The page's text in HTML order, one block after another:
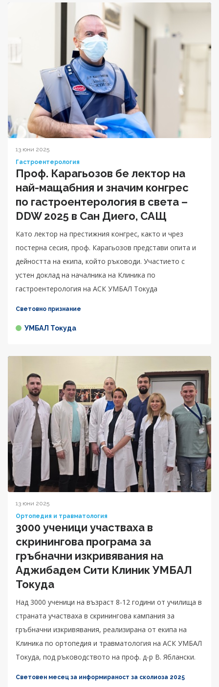
13 юни 2025
Гастроентерология
Проф. Карагьозов бе лектор на
най-мащабния и значим конгрес
по гастроентерология в света –
DDW 2025 в Сан Диего, САЩ
Като лектор на престижния конгрес, както и чрез
постерна сесия, проф. Карагьозов представи опита и
дейността на екипа, който ръководи. Участието с
устен доклад на началника на Клиника по
гастроентерология на АСК УМБАЛ Токуда
Световно признание
УМБАЛ Токуда
13 юни 2025
Ортопедия и травматология
3000 ученици участваха в
скринингова програма за
гръбначни изкривявания на
Аджибадем Сити Клиник УМБАЛ
Токуда
Над 3000 ученици на възраст 8-12 години от училища в
страната участваха в скринингова кампания за
гръбначни изкривявания, реализирана от екипа на
Клиника по ортопедия и травматология на АСК УМБАЛ
Токуда, под ръководството на проф. д-р В. Яблански.
Световен месец за информираност за сколиоза 2025